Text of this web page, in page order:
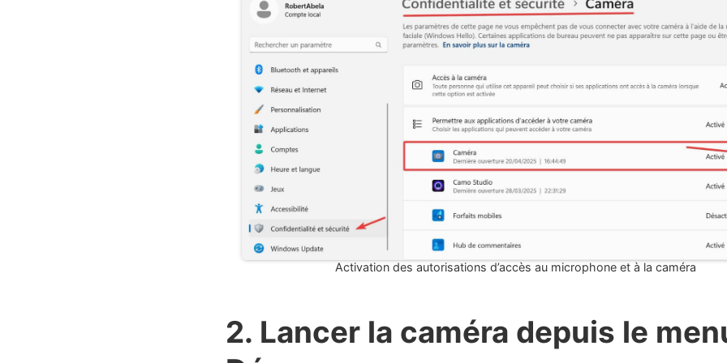
Activation des autorisations d’accès au microphone et à la caméra
2. Lancer la caméra depuis le